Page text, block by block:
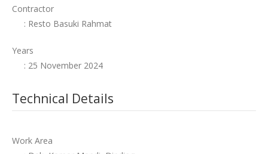
Contractor
: Resto Basuki Rahmat
Years
: 25 November 2024
Technical Details
Work Area